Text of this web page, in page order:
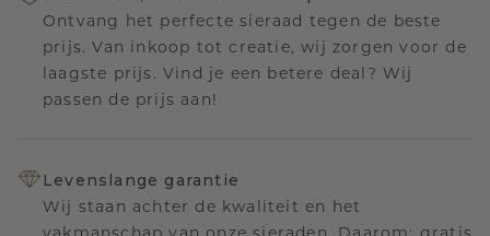
Ontvang het perfecte sieraad tegen de beste
prijs. Van inkoop tot creatie, wij zorgen voor de
laagste prijs. Vind je een betere deal? Wij
passen de prijs aan!
Levenslange garantie
Wij staan achter de kwaliteit en het